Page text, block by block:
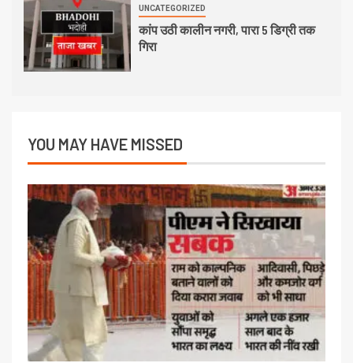
UNCATEGORIZED
कांप उठी कालीन नगरी, पारा 5 डिग्री तक
गिरा
YOU MAY HAVE MISSED